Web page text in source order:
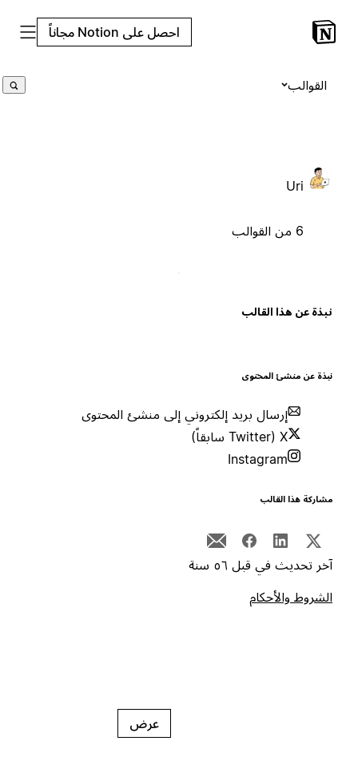
احصل على Notion مجاناً
القوالب
Uri
عن هذا القالب
عن منشئ المحتوى
إرسال بريد إلكتروني إلى منشئ المحتوى
Instagram
هذا القالب
تحديث في قبل ٥٦ سنة
والأحكام
عرض